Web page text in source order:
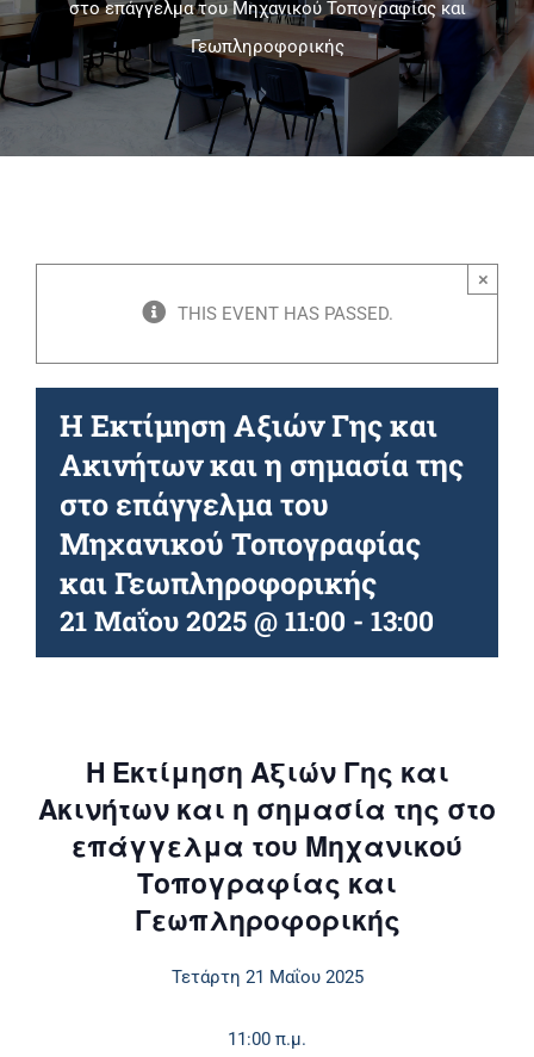
Πανεπιστημιακές Μονάδες
στο επάγγελμα του Μηχανικού Τοπογραφίας και
Γεωπληροφορικής
THIS EVENT HAS PASSED.
×
Η Εκτίμηση Αξιών Γης και
Ακινήτων και η σημασία της
στο επάγγελμα του
Μηχανικού Τοπογραφίας
και Γεωπληροφορικής
21 Μαΐου 2025 @ 11:00 - 13:00
Η Εκτίμηση Αξιών Γης και
Ακινήτων και η σημασία της στο
επάγγελμα του Μηχανικού
Τοπογραφίας και
Γεωπληροφορικής
Τετάρτη 21 Μαΐου 2025
11:00 π.μ.